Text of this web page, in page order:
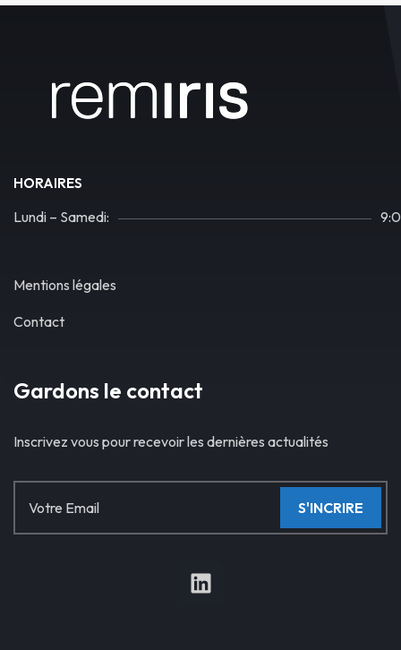
HORAIRES
Lundi – Samedi:
Mentions légales
Contact
Gardons le contact
Inscrivez vous pour recevoir les dernières actualités
S'INCRIRE